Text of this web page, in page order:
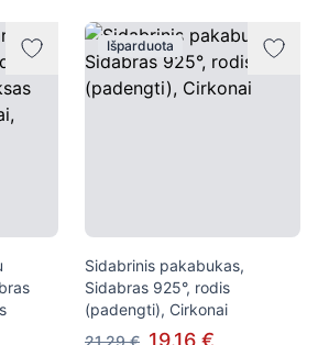
Išparduota
Sidabrinis pakabukas,
Sidabras 925°, rodis
(padengti), Cirkonai
21.29 € 19.16 €